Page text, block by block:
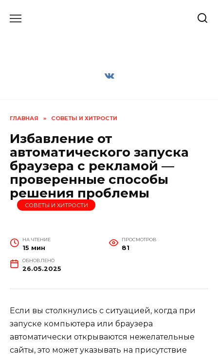
ГЛАВНАЯ » СОВЕТЫ И ХИТРОСТИ
Избавление от
автоматического запуска
браузера с рекламой —
проверенные способы
решения проблемы
СОВЕТЫ И ХИТРОСТИ
НА ЧТЕНИЕ
15 мин
ПРОСМОТРОВ
81
ОБНОВЛЕНО
26.05.2025
Если вы столкнулись с ситуацией, когда при
запуске компьютера или браузера
автоматически открываются нежелательные
сайты, это может указывать на присутствие